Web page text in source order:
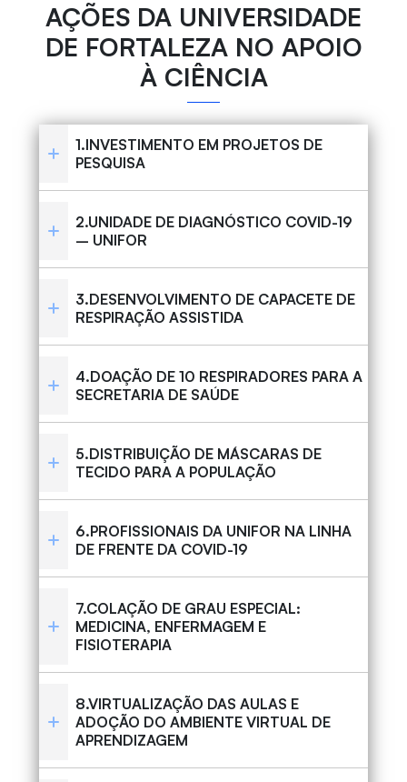
AÇÕES DA UNIVERSIDADE
DE FORTALEZA NO APOIO
À CIÊNCIA
1.INVESTIMENTO EM PROJETOS DE
PESQUISA
2.UNIDADE DE DIAGNÓSTICO COVID-19
– UNIFOR
3.DESENVOLVIMENTO DE CAPACETE DE
RESPIRAÇÃO ASSISTIDA
4.DOAÇÃO DE 10 RESPIRADORES PARA A
SECRETARIA DE SAÚDE
5.DISTRIBUIÇÃO DE MÁSCARAS DE
TECIDO PARA A POPULAÇÃO
6.PROFISSIONAIS DA UNIFOR NA LINHA
DE FRENTE DA COVID-19
7.COLAÇÃO DE GRAU ESPECIAL:
MEDICINA, ENFERMAGEM E
FISIOTERAPIA
8.VIRTUALIZAÇÃO DAS AULAS E
ADOÇÃO DO AMBIENTE VIRTUAL DE
APRENDIZAGEM